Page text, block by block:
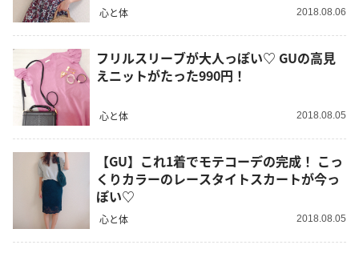
心と体 2018.08.06
フリルスリーブが大人っぽい♡ GUの高見
えニットがたった990円！
心と体 2018.08.05
【GU】これ1着でモテコーデの完成！ こっ
くりカラーのレースタイトスカートが今っ
ぽい♡
心と体 2018.08.05